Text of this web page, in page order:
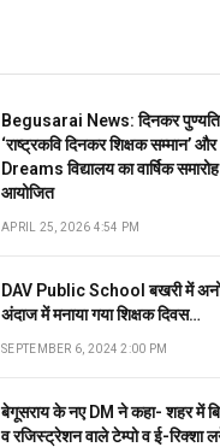
Begusarai News: दिनकर
‘राष्ट्रकवि दिनकर शिक्षक सम्मान’
Dreams विद्यालय का वार्षिक समारोह
आयोजित
APRIL 25, 2026 4:54 PM
DAV Public School बखरी में
अंदाज में मनाया गया शिक्षक दिवस…
SEPTEMBER 6, 2024 2:00 PM
बेगूसराय के नए DM ने कहा- शहर में
व रजिस्ट्रेशन वाले टेम्पो व ई-रिक्शा